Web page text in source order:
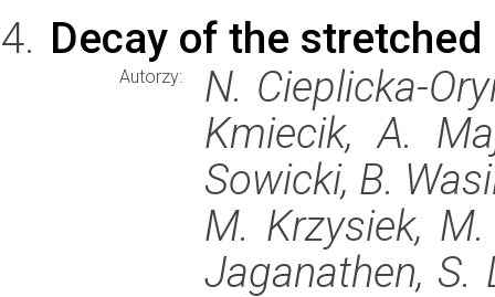
Decay of the
Autorzy:
N. Cieplicka-
Kmiecik, A.
Sowicki, B.
M. Krzysiek,
Jaganathen, S.